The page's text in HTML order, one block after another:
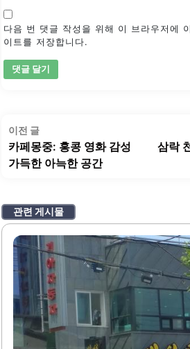
다음 번 댓글 작성을 위해 이 브라우저에
이트를 저장합니다.
글
탐
색
이전 글이
전
글:
카페몽중: 홍콩 영화 감성
가득한 아늑한 공간
삼락
관련 게시물